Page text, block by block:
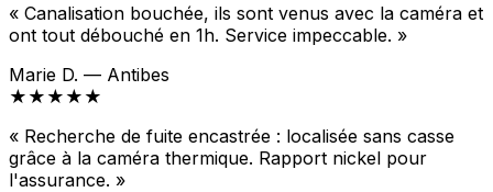
« Canalisation bouchée, ils sont venus avec la caméra et
ont tout débouché en 1h. Service impeccable. »
Marie D. — Antibes
★★★★★
« Recherche de fuite encastrée : localisée sans casse
grâce à la caméra thermique. Rapport nickel pour
l'assurance. »